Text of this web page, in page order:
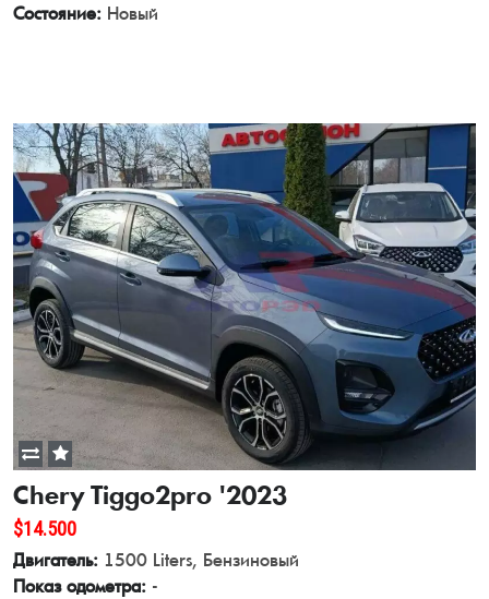
Состояние: Новый
Chery Tiggo2pro '2023
$14.500
Двигатель: 1500 Liters, Бензиновый
Показ одометра: -